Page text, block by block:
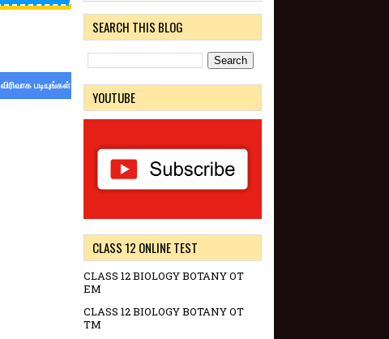
விரிவாக படியுங்கள்
SEARCH THIS BLOG
YOUTUBE
CLASS 12 ONLINE TEST
CLASS 12 BIOLOGY BOTANY OT
EM
CLASS 12 BIOLOGY BOTANY OT
TM